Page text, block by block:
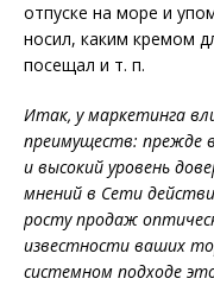
отпуске на море и
носил, каким кремом
посещал и т. п.
Итак, у маркетинга
преимуществ: прежде
и высокий уровень
мнений в Сети
росту продаж
известности ваших
системном подходе